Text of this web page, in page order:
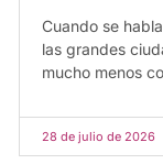
Cuando se
las grandes
mucho menos
28 de julio de 2026